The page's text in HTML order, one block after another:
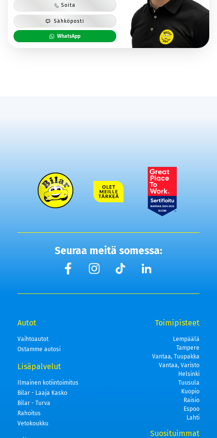
Soita
Sähköposti
WhatsApp
Seuraa meitä somessa:
Autot
Vaihtoautot
Ostamme autosi
Lisäpalvelut
Ilmainen kotiintoimitus
Bilar - Laaja Kasko
Bilar - Turva
Rahoitus
Vetokoukku
Toimipisteet
Lempäälä
Tampere
Vantaa, Tuupakka
Vantaa, Varisto
Helsinki
Tuusula
Kuopio
Raisio
Espoo
Lahti
Suosituimmat